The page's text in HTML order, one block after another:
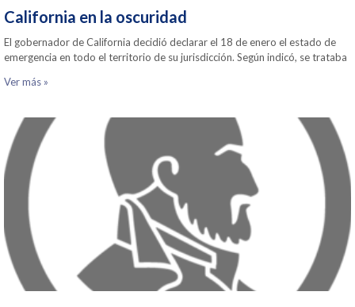
California en la oscuridad
El gobernador de California decidió declarar el 18 de enero el estado de
emergencia en todo el territorio de su jurisdicción. Según indicó, se trataba
Ver más »